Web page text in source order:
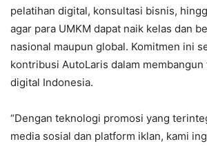
pelatihan digital, konsultasi bisnis,
agar para UMKM dapat naik kelas dan
nasional maupun global. Komitmen ini
kontribusi AutoLaris dalam
digital Indonesia.
“Dengan teknologi promosi yang
media sosial dan platform iklan, kami